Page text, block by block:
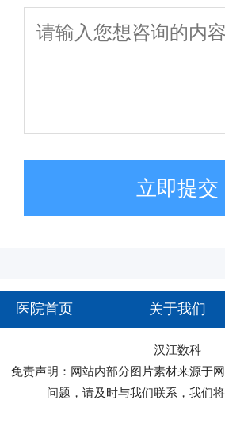
立即提交
医院首页 关于我们
汉江数科
免责声明：网站内部分图片素材来源于
问题，请及时与我们联系，我们